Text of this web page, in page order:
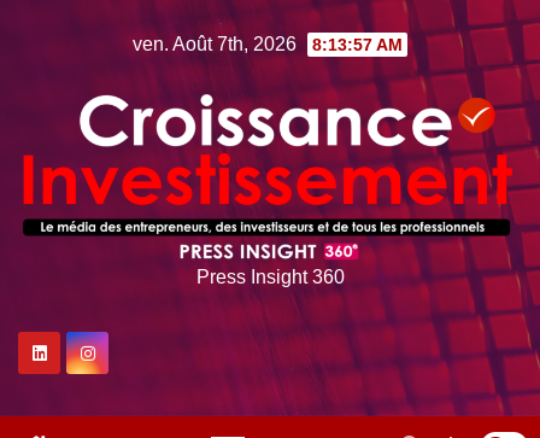
ven. Août 7th, 2026 8:13:58 AM
Press Insight 360